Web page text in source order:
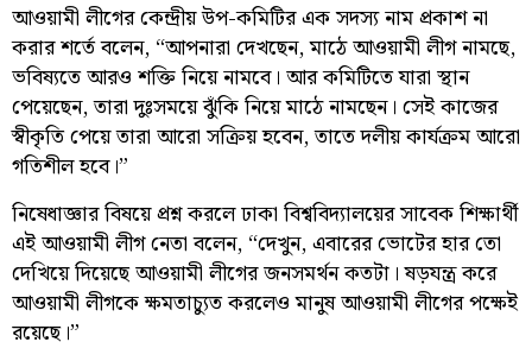
আওয়ামী লীগের কেন্দ্রীয় উপ-কমিটির এক সদস্য নাম প্রকাশ না
করার শর্তে বলেন, “আপনারা দেখছেন, মাঠে আওয়ামী লীগ নামছে,
ভবিষ্যতে আরও শক্তি নিয়ে নামবে। আর কমিটিতে যারা স্থান
পেয়েছেন, তারা দুঃসময়ে ঝুঁকি নিয়ে মাঠে নামছেন। সেই কাজের
স্বীকৃতি পেয়ে তারা আরো সক্রিয় হবেন, তাতে দলীয় কার্যক্রম আরো
গতিশীল হবে।”
নিষেধাজ্ঞার বিষয়ে প্রশ্ন করলে ঢাকা বিশ্ববিদ্যালয়ের সাবেক শিক্ষার্থী
এই আওয়ামী লীগ নেতা বলেন, “দেখুন, এবারের ভোটের হার তো
দেখিয়ে দিয়েছে আওয়ামী লীগের জনসমর্থন কতটা। ষড়যন্ত্র করে
আওয়ামী লীগকে ক্ষমতাচ্যুত করলেও মানুষ আওয়ামী লীগের পক্ষেই
রয়েছে।”